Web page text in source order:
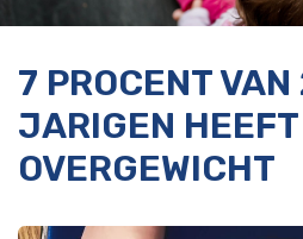
7 PROCENT
JARIGEN HEEFT
OVERGEWICHT